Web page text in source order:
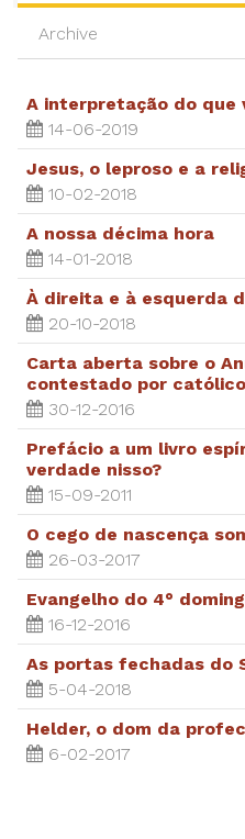
Archive
A interpretação do que
14-06-2019
Jesus, o leproso e a
10-02-2018
A nossa décima hora
14-01-2018
À direita e à esquerda
20-10-2018
Carta aberta sobre o
contestado por
30-12-2016
Prefácio a um livro
verdade nisso?
15-09-2011
O cego de nascença
26-03-2017
Evangelho do 4°
16-12-2016
As portas fechadas do
5-04-2018
Helder, o dom da
6-02-2017